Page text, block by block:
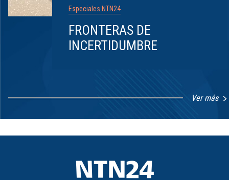
Especiales NTN24
FRONTERAS DE
INCERTIDUMBRE
Ver más
1
8